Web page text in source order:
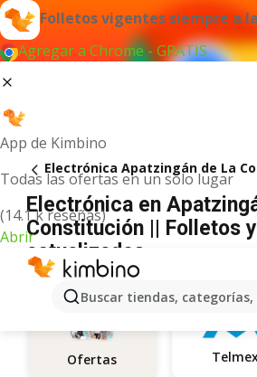
Folletos vigentes siempre a
Agregar a Chrome - GRATIS
App de Kimbino
Todas las ofertas en un solo lugar
(14.1 k reseñas)
Abrir
Buscar tiendas,
Electrónica Apatzingán de La
Electrónica en
Constitución || Folletos
actualizados
Ofertas